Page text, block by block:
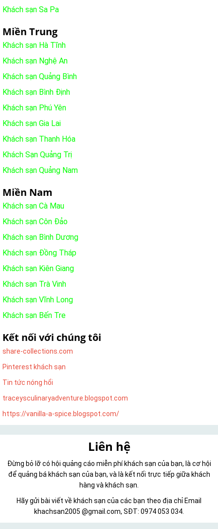
Khách sạn Sa Pa
Miền Trung
Khách sạn Hà Tĩnh
Khách sạn Nghệ An
Khách sạn Quảng Bình
Khách sạn Bình Định
Khách sạn Phú Yên
Khách sạn Gia Lai
Khách sạn Thanh Hóa
Khách Sạn Quảng Trị
Khách sạn Quảng Nam
Miền Nam
Khách sạn Cà Mau
Khách sạn Côn Đảo
Khách sạn Bình Dương
Khách sạn Đồng Tháp
Khách sạn Kiên Giang
Khách sạn Trà Vinh
Khách sạn Vĩnh Long
Khách sạn Bến Tre
Kết nối với chúng tôi
share-collections.com
Pinterest khách sạn
Tin tức nóng hổi
traceysculinaryadventure.blogspot.com
https://vanilla-a-spice.blogspot.com/
Liên hệ
Đừng bỏ lỡ có hội quảng cáo miễn phí khách sạn của bạn, là cơ hội
để quảng bá khách sạn của bạn, và là kết nối trực tiếp giữa khách
hàng và khách sạn.
Hãy gửi bài viết về khách sạn của các bạn theo địa chỉ Email
khachsan2005 @gmail.com, SĐT: 0974 053 034.